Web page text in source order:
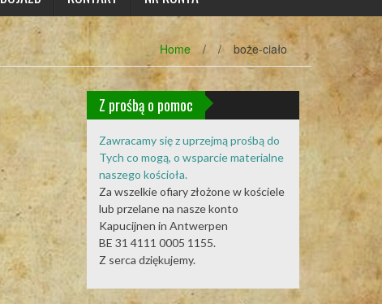
Home / / boże-ciało
Z prośbą o pomoc
Zawracamy się z uprzejmą prośbą do
Tych co mogą, o wsparcie materialne
naszego kościoła.
Za wszelkie ofiary złożone w kościele
lub przelane na nasze konto
Kapucijnen in Antwerpen
BE 31 4111 0005 1155.
Z serca dziękujemy.